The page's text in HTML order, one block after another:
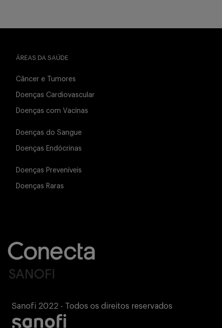
Buscar
ÁREAS DA SAÚDE
Câncer e Tumores
Doenças Cardiovascular
Doenças com Vacinas
Doenças do Sangue
Doenças Endócrinas
Doenças Preveníveis
Doenças Raras
Sanofi 2022 - Todos os direitos reservados